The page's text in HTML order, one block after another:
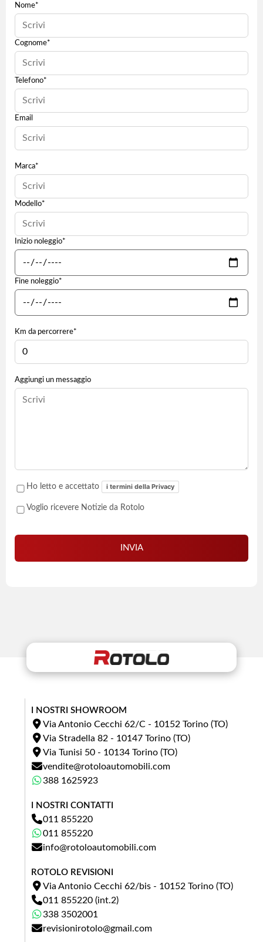
Nome*
Cognome*
Telefono*
Email
Marca*
Modello*
Inizio noleggio*
Fine noleggio*
Km da percorrere*
Aggiungi un messaggio
Ho letto e accettato i termini della Privacy
Voglio ricevere Notizie da Rotolo
INVIA
I NOSTRI SHOWROOM
Via Antonio Cecchi 62/C - 10152 Torino (TO)
Via Stradella 82 - 10147 Torino (TO)
Via Tunisi 50 - 10134 Torino (TO)
vendite@rotoloautomobili.com
388 1625923
I NOSTRI CONTATTI
011 855220
011 855220
info@rotoloautomobili.com
ROTOLO REVISIONI
Via Antonio Cecchi 62/bis - 10152 Torino (TO)
011 855220 (int.2)
338 3502001
revisionirotolo@gmail.com